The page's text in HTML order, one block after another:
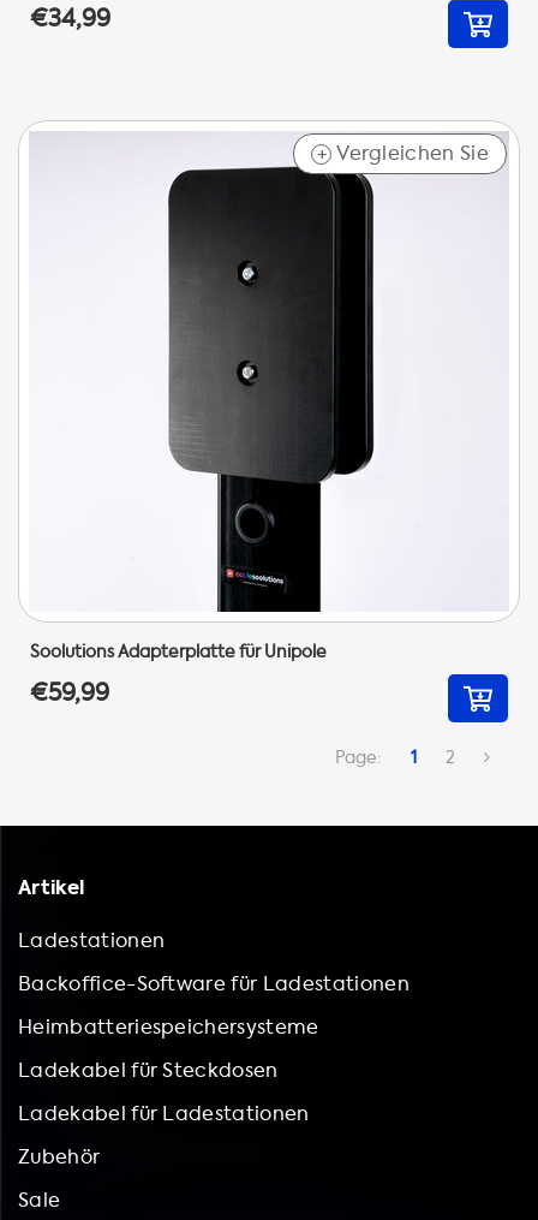
€34,99
+ Vergleichen Sie
Soolutions Adapterplatte für Unipole
€59,99
Page: 1 2
Artikel
Ladestationen
Backoffice-Software für Ladestationen
Heimbatteriespeichersysteme
Ladekabel für Steckdosen
Ladekabel für Ladestationen
Zubehör
Sale